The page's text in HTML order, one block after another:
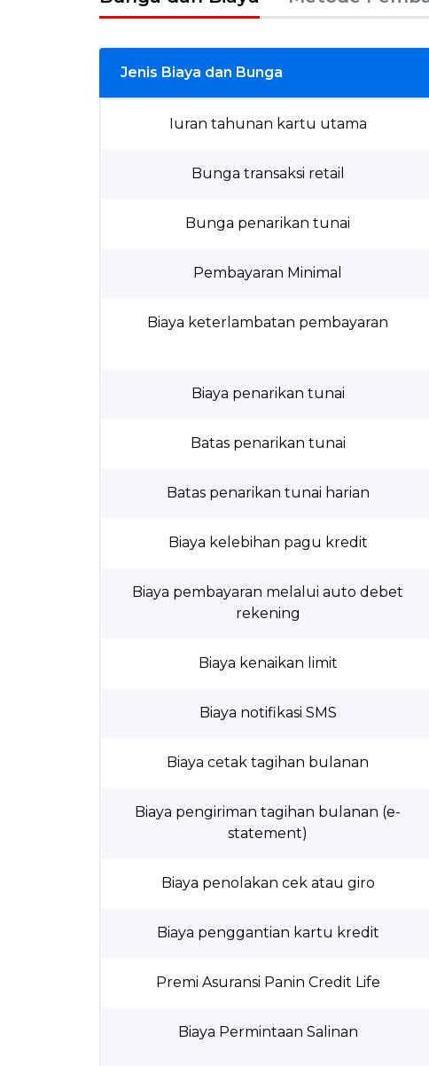
Jenis Biaya dan Bunga
Iuran tahunan kartu utama
Bunga transaksi retail
Bunga penarikan tunai
Pembayaran Minimal
Biaya keterlambatan pembayaran
Biaya penarikan tunai
Batas penarikan tunai
Batas penarikan tunai harian
Biaya kelebihan pagu kredit
Biaya pembayaran melalui auto debet
rekening
Biaya kenaikan limit
Biaya notifikasi SMS
Biaya cetak tagihan bulanan
Biaya pengiriman tagihan bulanan (e-
statement)
Biaya penolakan cek atau giro
Biaya penggantian kartu kredit
Premi Asuransi Panin Credit Life
Biaya Permintaan Salinan